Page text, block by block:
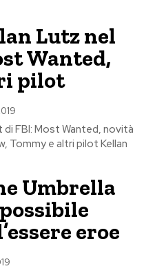
Lutz nel
Wanted,
pilot
FBI: Most Wanted, novità
Tommy e altri pilot Kellan
Umbrella
eroe